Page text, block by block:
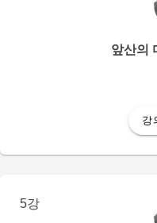
앞산의
강
5강